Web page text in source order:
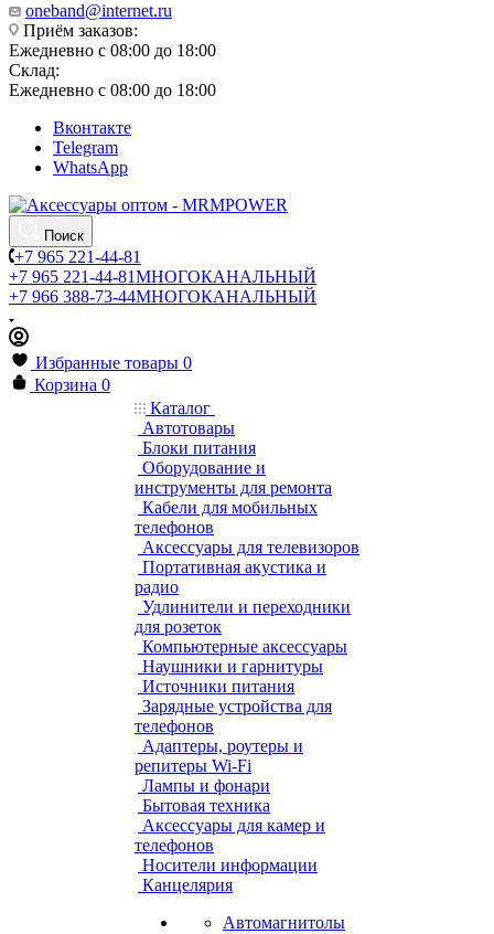
oneband@internet.ru
Приём заказов:
Ежедневно с 08:00 до 18:00
Склад:
Ежедневно с 08:00 до 18:00
Вконтакте
Telegram
WhatsApp
Поиск
+7 965 221-44-81
+7 965 221-44-81МНОГОКАНАЛЬНЫЙ
+7 966 388-73-44МНОГОКАНАЛЬНЫЙ
Избранные товары 0
Корзина 0
Каталог
Автотовары
Блоки питания
Оборудование и
инструменты для ремонта
Кабели для мобильных
телефонов
Аксессуары для телевизоров
Портативная акустика и
радио
Удлинители и переходники
для розеток
Компьютерные аксессуары
Наушники и гарнитуры
Источники питания
Зарядные устройства для
телефонов
Адаптеры, роутеры и
репитеры Wi-Fi
Лампы и фонари
Бытовая техника
Аксессуары для камер и
телефонов
Носители информации
Канцелярия
Автомагнитолы